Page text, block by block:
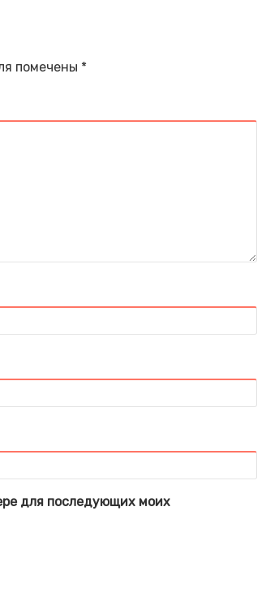
помечены *
для последующих моих